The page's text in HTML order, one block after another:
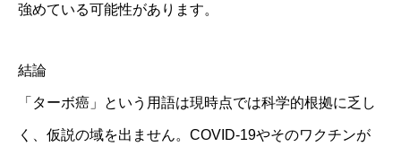
強めている可能性があります。
結論
「ターボ癌」という用語は現時点では科学的根拠に乏し
く、仮説の域を出ません。COVID-19やそのワクチンが